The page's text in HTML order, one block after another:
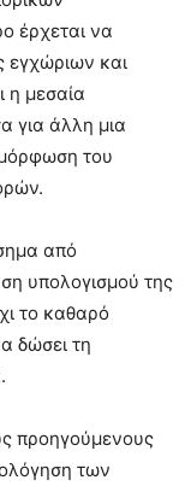
έρχεται να
εγχώριων και
η μεσαία
για άλλη μια
του
από
υπολογισμού της
το καθαρό
δώσει τη
προηγούμενους
των